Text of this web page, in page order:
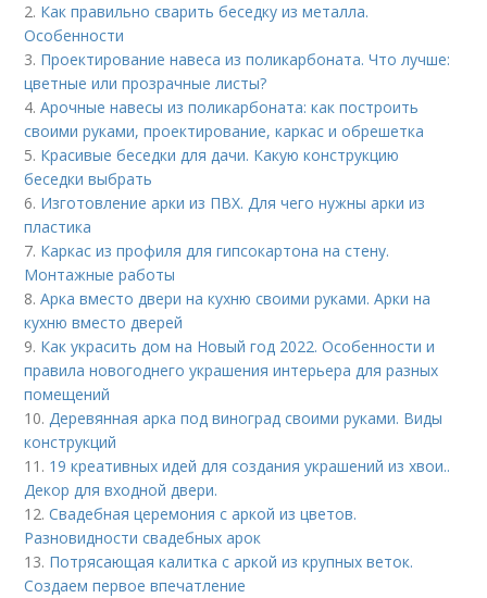
2. Как правильно сварить беседку из металла.
Особенности
3. Проектирование навеса из поликарбоната. Что лучше:
цветные или прозрачные листы?
4.Арочные навесы из поликарбоната: как построить
своими руками, проектирование, каркас и обрешетка
5. Красивые беседки для дачи. Какую конструкцию
беседки выбрать
6. Изготовление арки из ПВХ. Для чего нужны арки из
пластика
7. Каркас из профиля для гипсокартона на стену.
Монтажные работы
8.Арка вместо двери на кухню своими руками. Арки на
кухню вместо дверей
9. Как украсить дом на Новый год 2022. Особенности и
правила новогоднего украшения интерьера для разных
помещений
10.Деревянная арка под виноград своими руками. Виды
конструкций
11. 19 креативных идей для создания украшений из хвои..
Декор для входной двери.
12.Свадебная церемония с аркой из цветов.
Разновидности свадебных арок
13. Потрясающая калитка с аркой из крупных веток.
Создаем первое впечатление